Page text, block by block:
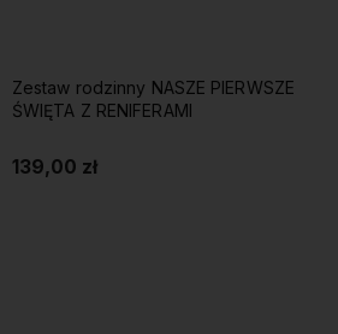
Zestaw rodzinny NASZE PIERWSZE
ŚWIĘTA Z MISIAMI
139,00 zł